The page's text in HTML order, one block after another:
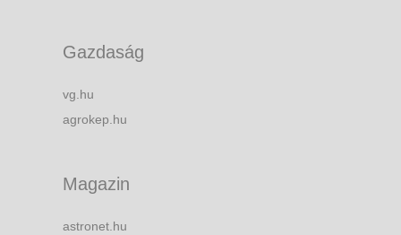
Gazdaság
vg.hu
agrokep.hu
Magazin
astronet.hu